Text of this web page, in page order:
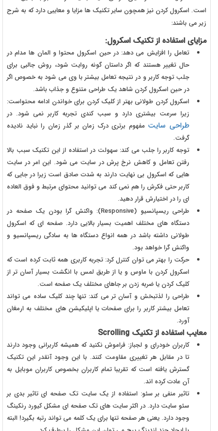
است. اسکرول کردن نیز همچون سایر تکنیک ها مزایا و معایبی دارد که به شرح
زیر می باشند:
مزایای استفاده از تکنیک اسکرول:
تعامل را افزایش می دهد: در حین اسکرول محتوا و المان ها مدام در
حال تغییر هستند که اگر داستان گونه روایت شود، روش جالبی برای
جلب توجه کاربر و در نتیجه تعامل بیشتر با وی می شود به خصوص اگر
در حین اسکرول کردن شاهد یک طراحی متنوع و جذاب باشد.
اسکرول کردن طولانی بهتر از کلیک کردن برای خواندن ادامه محتواست:
زیرا سرعت بیشتری دارد و سبب کندی تجربه کاربر نمی شود. در
طراحی سایت مفهوم برتری درک زمان بر گذر زمان را نباید نادیده
گرفت.
توجه کاربر را جلب می کند: سهولت در استفاده از این تکنیک سبب بالا
رفتن تعامل و کاهش نرخ پرش در سایت می شود. این امر در سایت
هایی که اسکرول بی نهایت دارند به شدت صادق است زیرا در جایی که
کاربر حتی فکرش را هم نمی کند می توانید محتوای مرتبط و فوق العاده
ای را در اختیارش قرار دهید.
طراحی ریسپانسیو (Responsive): واکنش گرا بودن یک صفحه در
دستگاه های مختلف اهمیت بسیار بالایی دارد. صفحه ای که اسکرول
طولانی داشته باشد در همه انواع دستگاه ها به سادگی ریسپانسیو و
واکنش گرا خواهد بود.
حرکت را بهتر می توان کنترل کرد: تجربه کاربری همه ثابت کرده است که
اسکرول کردن با ماوس و یا از طریق لمس با انگشت بسیار آسان تر از
کلیک کردن یا ضربه زدن بر جاهای مختلف یک صفحه است.
طراحی را لذتبخش و آسان تر می کند: تنها چند کلیک ساده می تواند
تعامل بیشتر کاربر را برای صفحات یا اپلیکیشن های مختلف به ارمغان
آورد.
معایب استفاده از تکنیک Scrolling
کاربران خودرای و لجباز: فراموش نکنید که همیشه کاربرانی وجود دارند
تا در مقابل هر تغییری مقاومت کنند. با این وجود آنقدر این تکنیک
گسترش یافته است که تقریبا تمام کاربران بخصوص کاربران موبایل به
آن عادت کرده اند.
تاثیر منفی بر سئو: استفاده از یک سایت تک صفحه ای تاثیر بدی بر
سئو سایت دارد. در اکثر سایت های تک صفحه ای مشکل کیورد رنکینگ
وجود دارد. یعنی هر صفحه تنها برای یک کلمه می تواند رتبه بگیرد! البته